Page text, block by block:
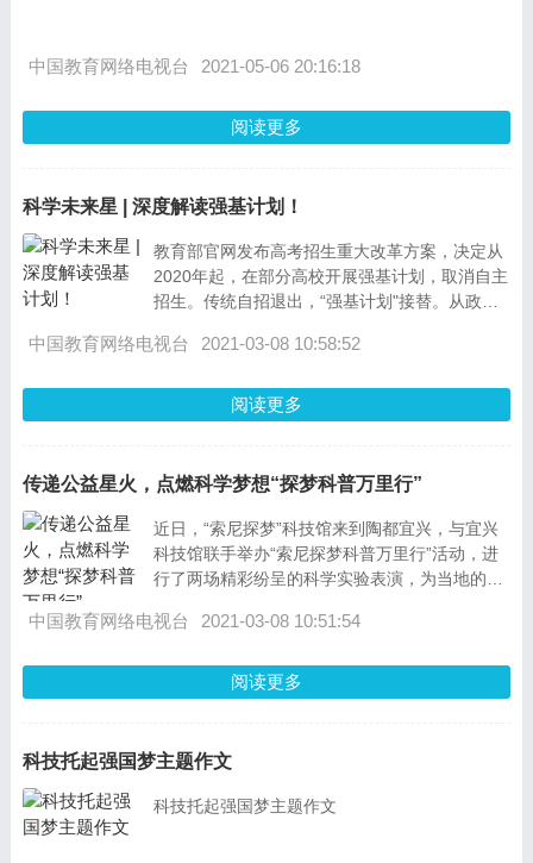
中国教育网络电视台 2021-05-06 20:16:18
阅读更多
科学未来星 | 深度解读强基计划！
教育部官网发布高考招生重大改革方案，决定从
2020年起，在部分高校开展强基计划，取消自主
招生。传统自招退出，“强基计划"接替。从政策
中国教育网络电视台 2021-03-08 10:58:52
阅读更多
传递公益星火，点燃科学梦想“探梦科普万里行”
近日，“索尼探梦”科技馆来到陶都宜兴，与宜兴
科技馆联手举办“索尼探梦科普万里行”活动，进
行了两场精彩纷呈的科学实验表演，为当地的青
中国教育网络电视台 2021-03-08 10:51:54
阅读更多
科技托起强国梦主题作文
科技托起强国梦主题作文